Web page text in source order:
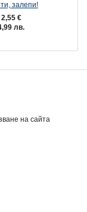
залепи!
2,55 €
лв.
на сайта